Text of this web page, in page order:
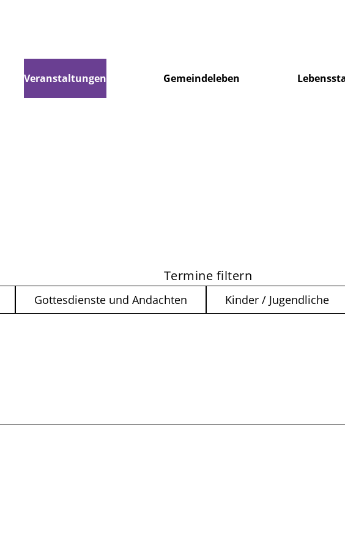
Veranstaltungen Gemeindeleben
Termine filtern
Gottesdienste und Andachten Kinder / Jugendliche